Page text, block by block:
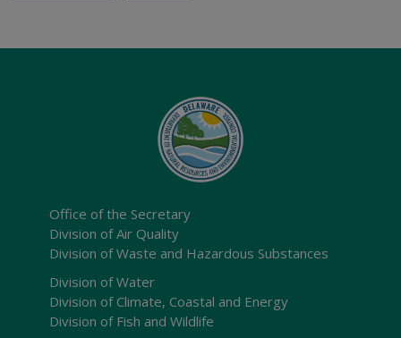
Office of the Secretary
Division of Air Quality
Division of Waste and Hazardous Substances
Division of Water
Division of Climate, Coastal and Energy
Division of Fish and Wildlife